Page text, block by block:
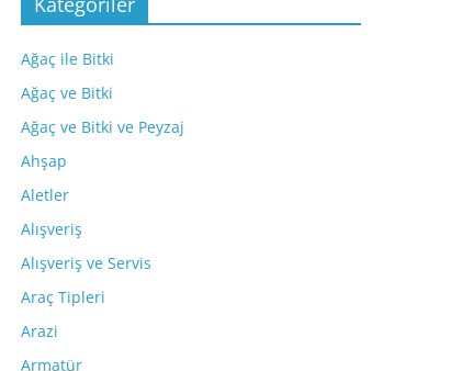
Ağaç ile Bitki
Ağaç ve Bitki
Ağaç ve Bitki ve Peyzaj
Ahşap
Aletler
Alışveriş
Alışveriş ve Servis
Araç Tipleri
Arazi
Armatür